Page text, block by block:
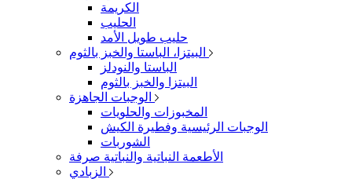
الكريمة
الحليب
حليب طويل الأمد
الباستا والنودلز
البيتزا والخبز بالثوم
المخبوزات والحلويات
الوجبات الرئيسية وفطيرة الكيش
الشوربات
الأطعمة النباتية والنباتية صرفة